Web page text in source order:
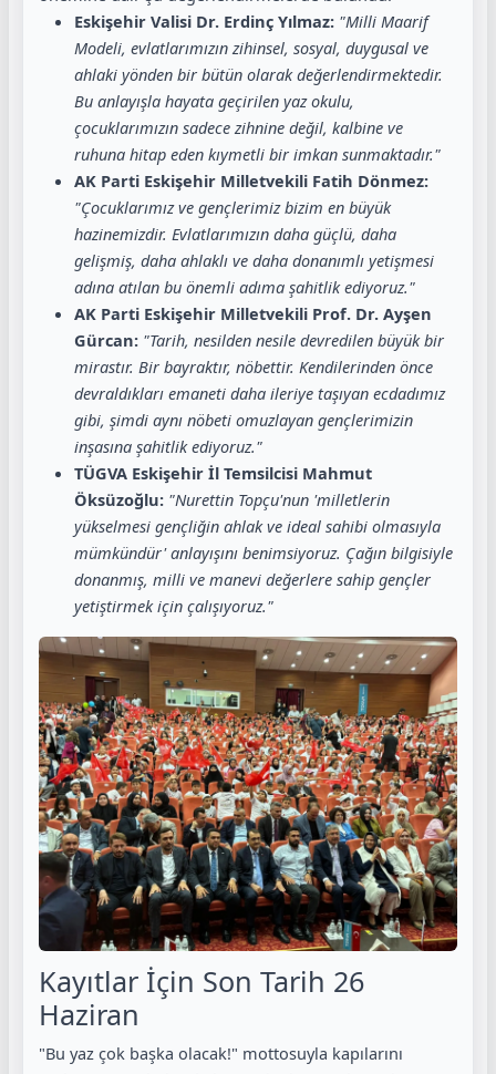
Eskişehir Valisi Dr. Erdinç Yılmaz: "Milli Maarif
Modeli, evlatlarımızın zihinsel, sosyal, duygusal ve
ahlaki yönden bir bütün olarak değerlendirmektedir.
Bu anlayışla hayata geçirilen yaz okulu,
çocuklarımızın sadece zihnine değil, kalbine ve
ruhuna hitap eden kıymetli bir imkan sunmaktadır."
AK Parti Eskişehir Milletvekili Fatih Dönmez:
"Çocuklarımız ve gençlerimiz bizim en büyük
hazinemizdir. Evlatlarımızın daha güçlü, daha
gelişmiş, daha ahlaklı ve daha donanımlı yetişmesi
adına atılan bu önemli adıma şahitlik ediyoruz."
AK Parti Eskişehir Milletvekili Prof. Dr. Ayşen
Gürcan: "Tarih, nesilden nesile devredilen büyük bir
mirastır. Bir bayraktır, nöbettir. Kendilerinden önce
devraldıkları emaneti daha ileriye taşıyan ecdadımız
gibi, şimdi aynı nöbeti omuzlayan gençlerimizin
inşasına şahitlik ediyoruz."
TÜGVA Eskişehir İl Temsilcisi Mahmut
Öksüzoğlu: "Nurettin Topçu'nun 'milletlerin
yükselmesi gençliğin ahlak ve ideal sahibi olmasıyla
mümkündür' anlayışını benimsiyoruz. Çağın bilgisiyle
donanmış, milli ve manevi değerlere sahip gençler
yetiştirmek için çalışıyoruz."
Kayıtlar İçin Son Tarih 26
Haziran
"Bu yaz çok başka olacak!" mottosuyla kapılarını